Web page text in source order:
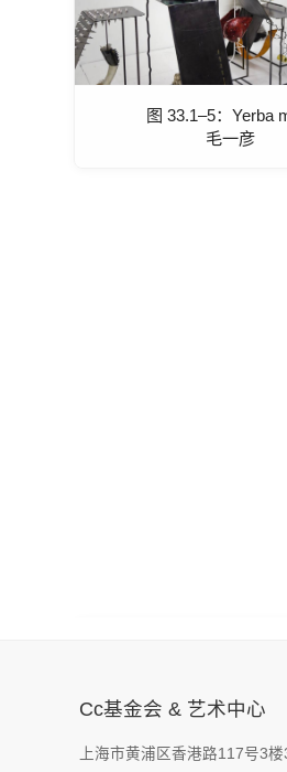
图 33.1–5：Yerba
毛一彦
Cc基金会 & 艺术中心
上海市黄浦区香港路117号3